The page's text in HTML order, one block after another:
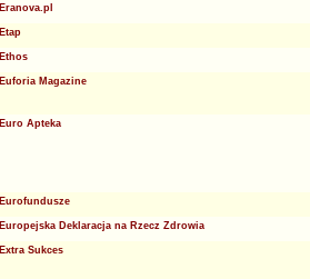
Eranova.pl
Etap
Ethos
Euforia Magazine
Euro Apteka
Eurofundusze
Europejska Deklaracja na Rzecz Zdrowia
Extra Sukces